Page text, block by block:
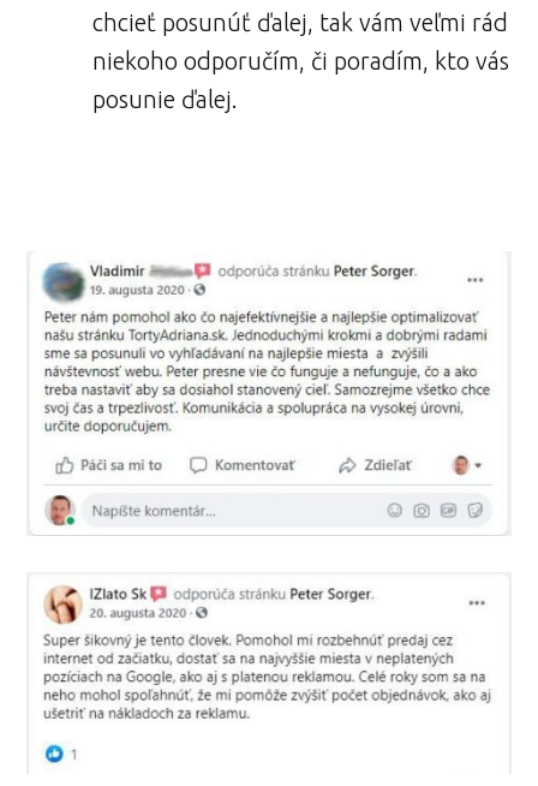
chcieť posunúť ďalej, tak vám veľmi rád
niekoho odporučím, či poradím, kto vás
posunie ďalej.